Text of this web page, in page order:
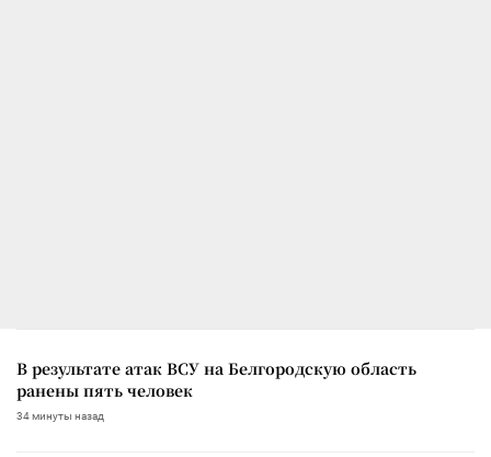
В результате атак ВСУ на Белгородскую область
ранены пять человек
34 минуты назад